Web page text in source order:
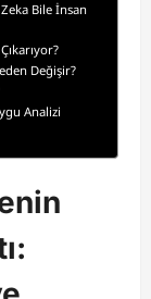
Zeka Bile İnsan
Değişir?
Analizi